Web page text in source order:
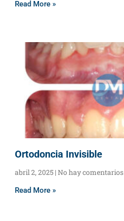
Read More »
Ortodoncia Invisible
abril 2, 2025 No hay comentarios
Read More »